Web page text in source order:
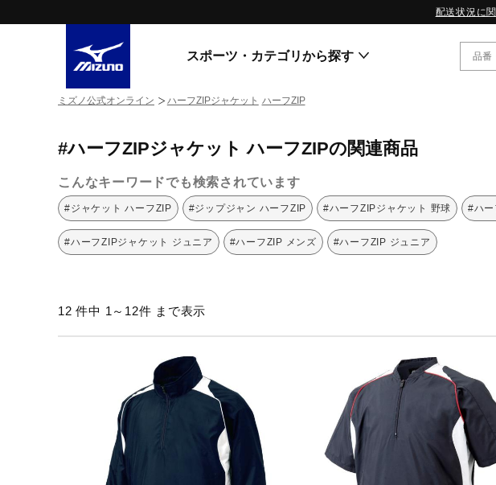
配送状況に
スポーツ・カテゴリから探す
ライフスタイルウエア
ランニング
サッカー／フットサル
テニス／ソフトテニス
バドミントン
WAVE PROPHECY
MORELIA LS
WAVE RIDER
MXR
ゴアテックス
W.PROPHECY1｜特集
WP MAGIC MITA｜特集
WP STRAP｜特集
スペシャルカラーパック｜
スニーカー商品をすべて見る
ミズノ公式オンライン ハーフZIPジャケット ハーフZIP
#ハーフZIPジャケット ハーフZIPの関連商品
こんなキーワードでも検索されています
#ジャケット ハーフZIP #ジップジャン ハーフZIP #ハーフZIPジャケット 野球 #ハ
#ハーフZIPジャケット ジュニア #ハーフZIP メンズ #ハーフZIP ジュニア
12 件中 1～12件 まで表示